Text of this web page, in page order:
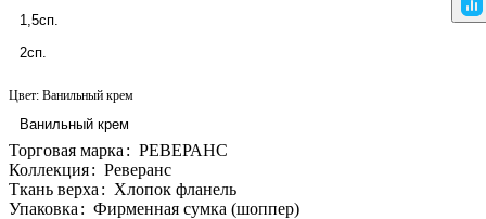
1,5сп.
2сп.
Цвет: Ванильный крем
Ванильный крем
Торговая марка : РЕВЕРАНС
Коллекция: Реверанс
Ткань верха : Хлопок фланель
Упаковка : Фирменная сумка (шоппер)